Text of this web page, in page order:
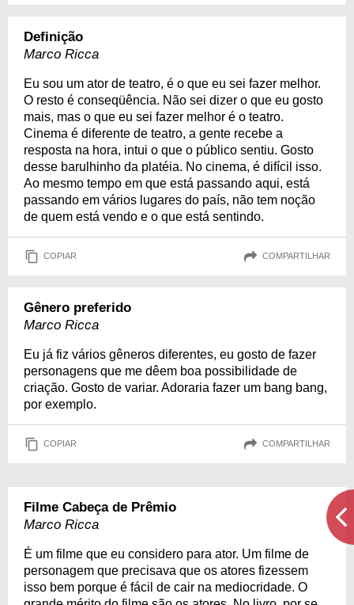
Definição
Marco Ricca
Eu sou um ator de teatro, é o que eu sei fazer melhor.
O resto é conseqüência. Não sei dizer o que eu gosto
mais, mas o que eu sei fazer melhor é o teatro.
Cinema é diferente de teatro, a gente recebe a
resposta na hora, intui o que o público sentiu. Gosto
desse barulhinho da platéia. No cinema, é difícil isso.
Ao mesmo tempo em que está passando aqui, está
passando em vários lugares do país, não tem noção
de quem está vendo e o que está sentindo.
COPIAR COMPARTILHAR
Gênero preferido
Marco Ricca
Eu já fiz vários gêneros diferentes, eu gosto de fazer
personagens que me dêem boa possibilidade de
criação. Gosto de variar. Adoraria fazer um bang bang,
por exemplo.
COPIAR COMPARTILHAR
Filme Cabeça de Prêmio
Marco Ricca
É um filme que eu considero para ator. Um filme de
personagem que precisava que os atores fizessem
isso bem porque é fácil de cair na mediocridade. O